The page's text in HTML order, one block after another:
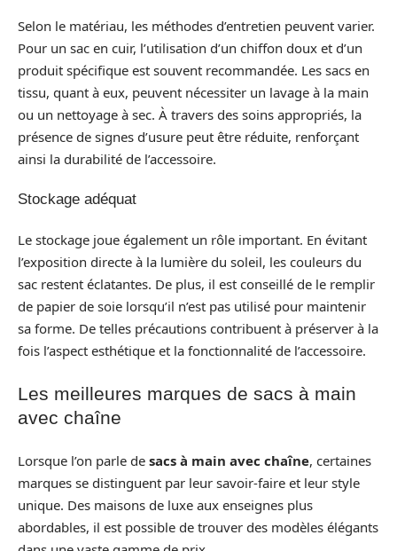
Selon le matériau, les méthodes d’entretien peuvent varier.
Pour un sac en cuir, l’utilisation d’un chiffon doux et d’un
produit spécifique est souvent recommandée. Les sacs en
tissu, quant à eux, peuvent nécessiter un lavage à la main
ou un nettoyage à sec. À travers des soins appropriés, la
présence de signes d’usure peut être réduite, renforçant
ainsi la durabilité de l’accessoire.
Stockage adéquat
Le stockage joue également un rôle important. En évitant
l’exposition directe à la lumière du soleil, les couleurs du
sac restent éclatantes. De plus, il est conseillé de le remplir
de papier de soie lorsqu’il n’est pas utilisé pour maintenir
sa forme. De telles précautions contribuent à préserver à la
fois l’aspect esthétique et la fonctionnalité de l’accessoire.
Les meilleures marques de sacs à main
avec chaîne
Lorsque l’on parle de sacs à main avec chaîne, certaines
marques se distinguent par leur savoir-faire et leur style
unique. Des maisons de luxe aux enseignes plus
abordables, il est possible de trouver des modèles élégants